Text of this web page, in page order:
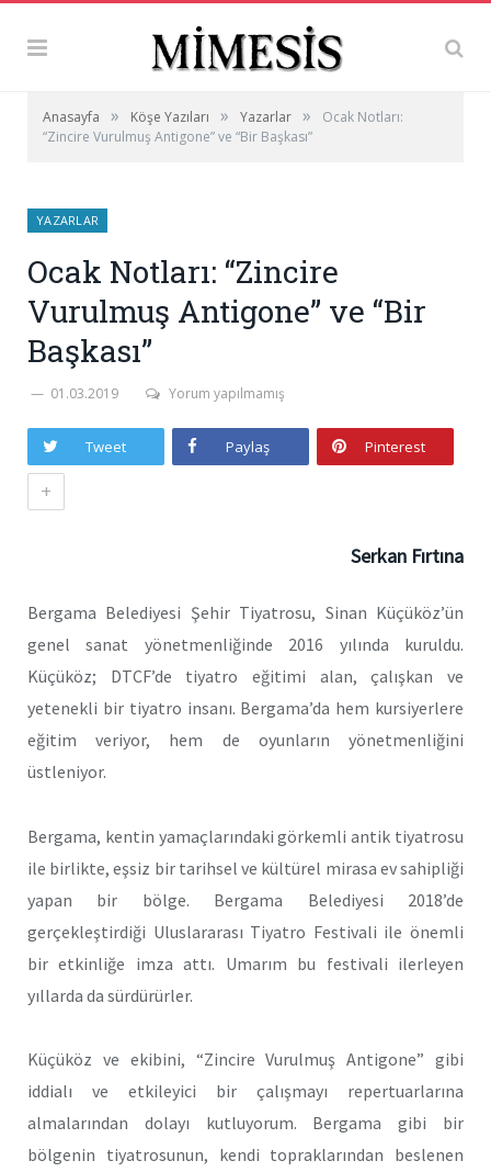
Anasayfa » Köşe Yazıları » Yazarlar »
Ocak Notları:
“Zincire Vurulmuş Antigone” ve “Bir Başkası”
YAZARLAR
Ocak Notları: “Zincire
Vurulmuş Antigone” ve “Bir
Başkası”
01.03.2019 Yorum yapılmamış
Tweet Paylaş Pinterest
+
Serkan Fırtına
Bergama Belediyesi Şehir Tiyatrosu, Sinan Küçüköz’ün
genel sanat yönetmenliğinde 2016 yılında kuruldu.
Küçüköz; DTCF’de tiyatro eğitimi alan, çalışkan ve
yetenekli bir tiyatro insanı. Bergama’da hem kursiyerlere
eğitim veriyor, hem de oyunların yönetmenliğini
üstleniyor.
Bergama, kentin yamaçlarındaki görkemli antik tiyatrosu
ile birlikte, eşsiz bir tarihsel ve kültürel mirasa ev sahipliği
yapan bir bölge. Bergama Belediyesi 2018’de
gerçekleştirdiği Uluslararası Tiyatro Festivali ile önemli
bir etkinliğe imza attı. Umarım bu festivali ilerleyen
yıllarda da sürdürürler.
Küçüköz ve ekibini, “Zincire Vurulmuş Antigone” gibi
iddialı ve etkileyici bir çalışmayı repertuarlarına
almalarından dolayı kutluyorum. Bergama gibi bir
bölgenin tiyatrosunun, kendi topraklarından beslenen